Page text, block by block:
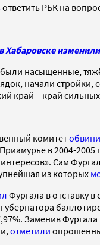
ответить РБК на
Хабаровске
насыщенные,
начали стройки,
край – край
комитет
в 2004-2005
Сам Фургал
из которых
Фургала в отставку
Заменив Фургала
отметили